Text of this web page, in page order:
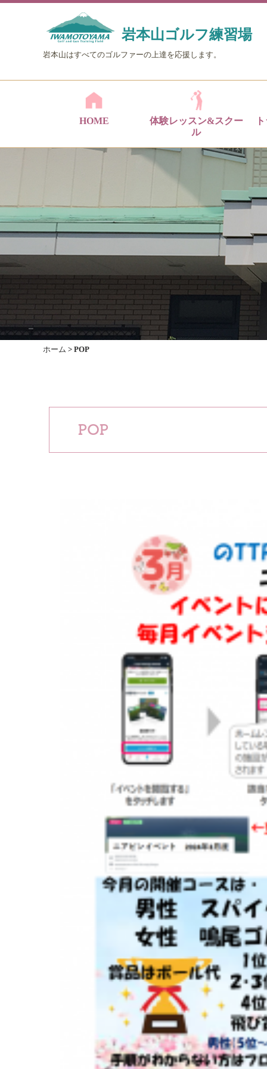
岩本山ゴルフ練習場
岩本山はすべてのゴルファーの上達を応援します。
HOME
体験レッスン&スクー
ル
ホーム > POP
POP